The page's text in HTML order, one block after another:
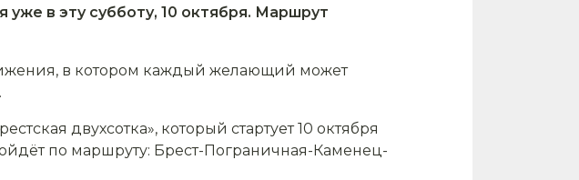
в эту субботу, 10 октября. Маршрут
в котором каждый желающий может
двухсотка», который стартует 10 октября
по маршруту: Брест-Пограничная-Каменец-